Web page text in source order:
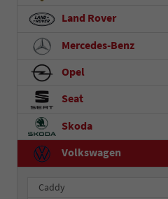
Land Rover
Mercedes-Benz
Opel
Seat
Skoda
Volkswagen
Caddy